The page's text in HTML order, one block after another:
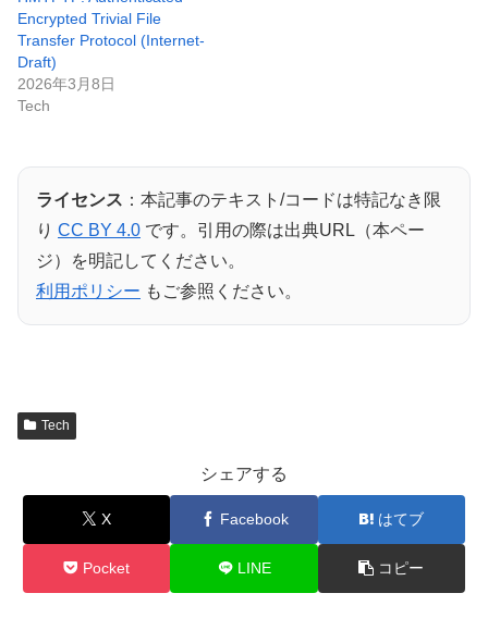
Encrypted Trivial File
Transfer Protocol (Internet-
Draft)
2026年3月8日
Tech
ライセンス ：本記事のテキスト/コードは特記なき限
り CC BY 4.0 です。引用の際は出典URL（本ペー
ジ）を明記してください。
利用ポリシー もご参照ください。
Tech
シェアする
X Facebook はてブ
Pocket LINE コピー